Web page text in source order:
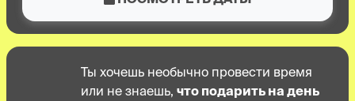
Ты хочешь необычно провести время
или не знаешь, что подарить на день